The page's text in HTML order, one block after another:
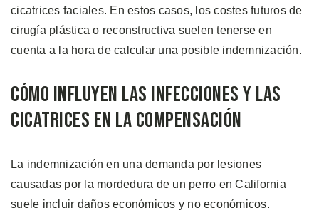
cicatrices faciales. En estos casos, los costes futuros de
cirugía plástica o reconstructiva suelen tenerse en
cuenta a la hora de calcular una posible indemnización.
Cómo Influyen las Infecciones y las
Cicatrices en la Compensación
La indemnización en una demanda por lesiones
causadas por la mordedura de un perro en California
suele incluir daños económicos y no económicos.